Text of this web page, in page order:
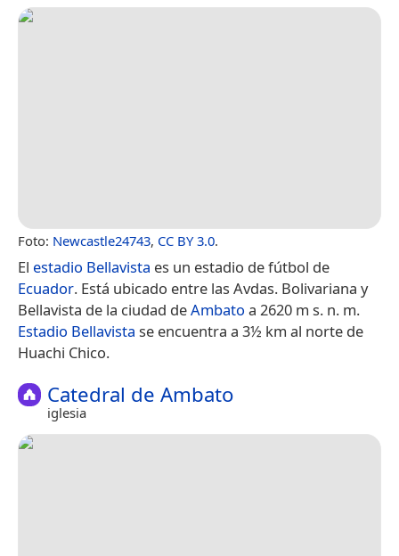
Foto: Newcastle24743, CC BY 3.0.
El estadio Bellavista es un estadio de fútbol de
Ecuador. Está ubicado entre las Avdas. Bolivariana y
Bellavista de la ciudad deAmbato a 2620 m s. n. m.
Estadio Bellavista se encuentra a 3½ km al norte de
Huachi Chico.
Catedral de Ambato
iglesia